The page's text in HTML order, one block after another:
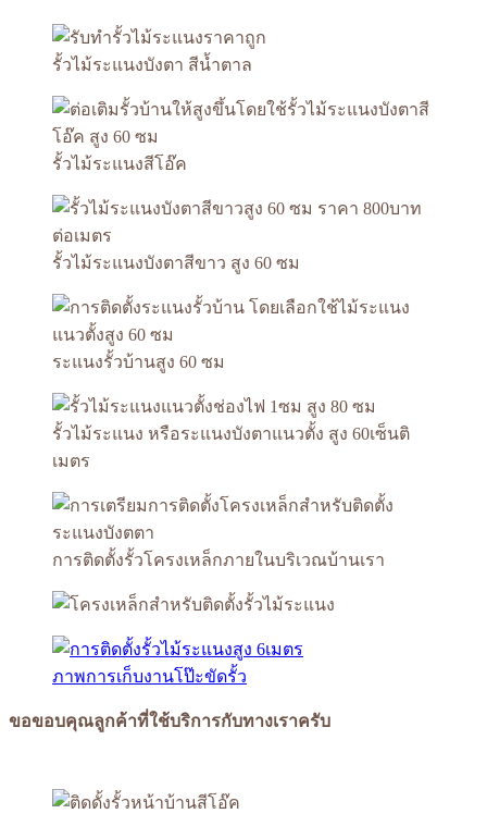
รั้วไม้ระแนงบังตา สีน้ำตาล
รั้วไม้ระแนงสีโอ๊ค
รั้วไม้ระแนงบังตาสีขาว สูง 60 ซม
ระแนงรั้วบ้านสูง 60 ซม
รั้วไม้ระแนง หรือระแนงบังตาแนวตั้ง สูง 60เซ็นติ
เมตร
การติดตั้งรั้วโครงเหล็กภายในบริเวณบ้านเรา
ภาพการเก็บงานโป๊ะขัดรั้ว
ขอขอบคุณลูกค้าที่ใช้บริการกับทางเราครับ